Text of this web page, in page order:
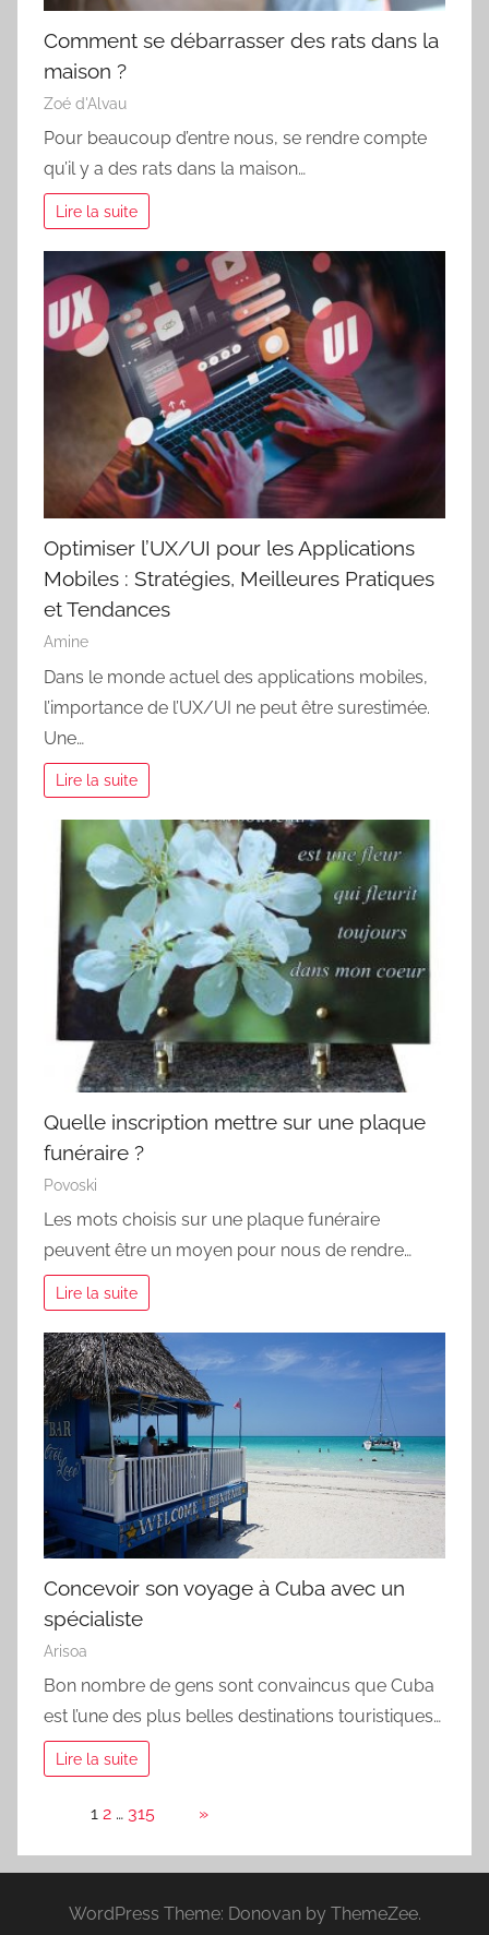
Comment se débarrasser des rats dans la
maison ?
Zoé d'Alvau
Pour beaucoup d’entre nous, se rendre compte
qu’il y a des rats dans la maison…
Lire la suite
Optimiser l’UX/UI pour les Applications
Mobiles : Stratégies, Meilleures Pratiques
et Tendances
Amine
Dans le monde actuel des applications mobiles,
l’importance de l’UX/UI ne peut être surestimée.
Une…
Lire la suite
Quelle inscription mettre sur une plaque
funéraire ?
Povoski
Les mots choisis sur une plaque funéraire
peuvent être un moyen pour nous de rendre…
Lire la suite
Concevoir son voyage à Cuba avec un
spécialiste
Arisoa
Bon nombre de gens sont convaincus que Cuba
est l’une des plus belles destinations touristiques…
Lire la suite
Page:1 2 … 315 »
WordPress Theme: Donovan by ThemeZee.